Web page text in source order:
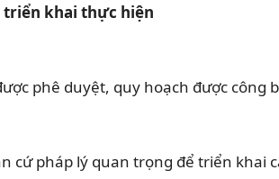
triển khai thực hiện
phê duyệt, quy hoạch được công
cứ pháp lý quan trọng để triển khai